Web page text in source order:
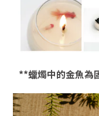
**蠟燭中的金魚為